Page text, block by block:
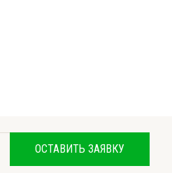
ОСТАВИТЬ ЗАЯВКУ